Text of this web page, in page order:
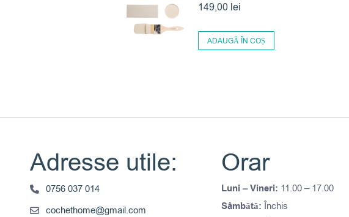
149,00 lei
ADAUGĂ ÎN COȘ
Adresse utile:
0756 037 014
cochethome@gmail.com
Orar
Luni – Vineri: 11.00 – 17.00
Sâmbătă: Închis